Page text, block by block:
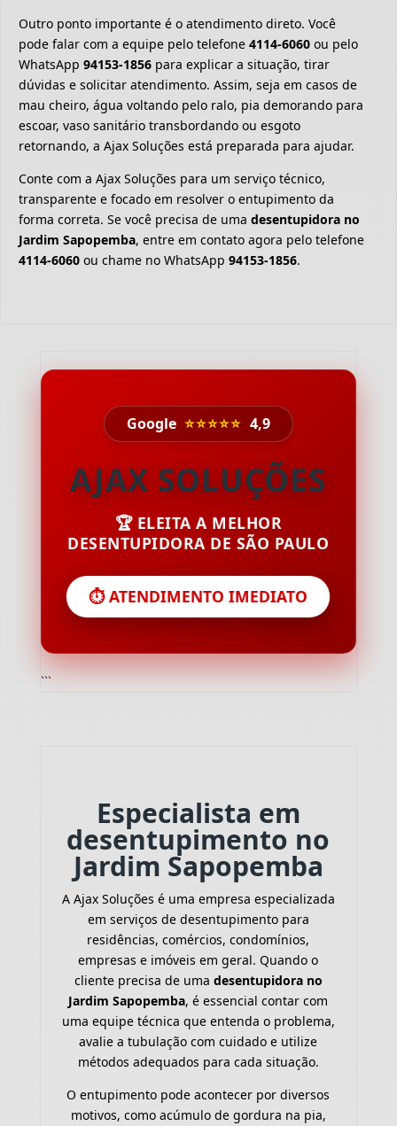
Outro ponto importante é o atendimento direto. Você
pode falar com a equipe pelo telefone 4114-6060 ou pelo
WhatsApp 94153-1856 para explicar a situação, tirar
dúvidas e solicitar atendimento. Assim, seja em casos de
mau cheiro, água voltando pelo ralo, pia demorando para
escoar, vaso sanitário transbordando ou esgoto
retornando, a Ajax Soluções está preparada para ajudar.
Conte com a Ajax Soluções para um serviço técnico,
transparente e focado em resolver o entupimento da
forma correta. Se você precisa de uma desentupidora no
Jardim Sapopemba, entre em contato agora pelo telefone
4114-6060 ou chame no WhatsApp 94153-1856.
Google ⭐⭐⭐⭐⭐ 4,9
AJAX SOLUÇÕES
🏆 ELEITA A MELHOR
DESENTUPIDORA DE SÃO PAULO
⏱️ ATENDIMENTO IMEDIATO
```
Especialista em
desentupimento no
Jardim Sapopemba
A Ajax Soluções é uma empresa especializada
em serviços de desentupimento para
residências, comércios, condomínios,
empresas e imóveis em geral. Quando o
cliente precisa de uma desentupidora no
Jardim Sapopemba, é essencial contar com
uma equipe técnica que entenda o problema,
avalie a tubulação com cuidado e utilize
métodos adequados para cada situação.
O entupimento pode acontecer por diversos
motivos, como acúmulo de gordura na pia,